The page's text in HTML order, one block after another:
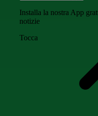
Installa la nostra App
notizie
Tocca